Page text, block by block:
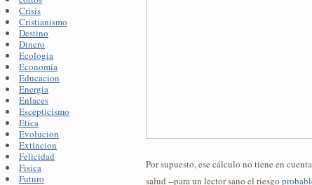
Crisis
Cristianismo
Destino
Dinero
Ecologia
Economia
Educacion
Energia
Enlaces
Escepticismo
Etica
Evolucion
Extincion
Felicidad
Fisica
Futuro
Por supuesto, ese cálculo no tiene en
salud --para un lector sano el riesgo